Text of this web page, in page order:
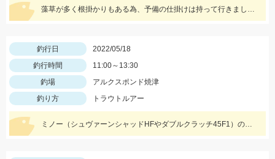
藻草が多く根掛かりもある為、予備の仕掛けは持って行きましょう。エサは石ゴカイを使用しました。
釣行日
2022/05/18
釣行時間
11:00～13:30
釣場
アルクスポンド焼津
釣り方
トラウトルアー
ミノー（シュヴァーンシャッドHFやダブルクラッチ45F1）のハイフロート釣法に好反応でした！